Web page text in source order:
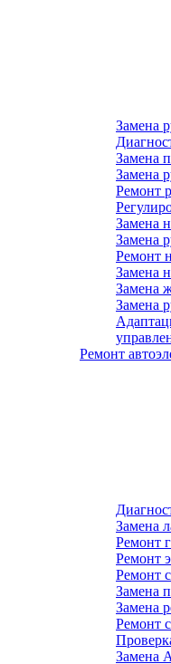
Замена
Замена
Замена
Ремонт
Замена
Замена
Ремонт
Замена
Замена
Замена
Ремонт
Замена
Ремонт
Ремонт
Ремонт
Замена
Замена
Ремонт
Замена